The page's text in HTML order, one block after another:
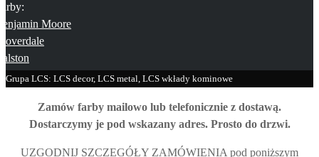
Moore
Grupa LCS: LCS decor, LCS metal, LCS wkłady kominowe
Zamów farby mailowo lub telefonicznie z dostawą.
Dostarczymy je pod wskazany adres. Prosto do drzwi.
UZGODNIJ SZCZEGÓŁY ZAMÓWIENIA pod poniższym